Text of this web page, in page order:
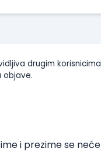
drugim
objave.
i prezime se